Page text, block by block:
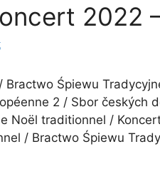
2022
Śpiewu
2 / Sbor českých
Noël traditionnel /
/ Bractwo Śpiewu